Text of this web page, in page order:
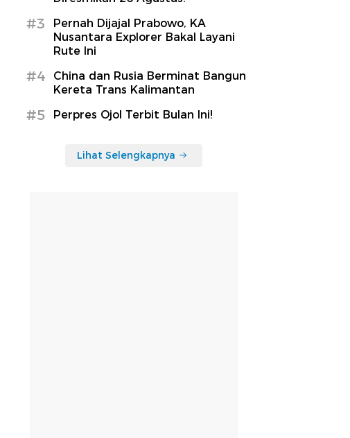
#3
Pernah Dijajal Prabowo, KA
Nusantara Explorer Bakal Layani
Rute Ini
#4
China dan Rusia Berminat Bangun
Kereta Trans Kalimantan
#5 Perpres Ojol Terbit Bulan Ini!
Lihat Selengkapnya